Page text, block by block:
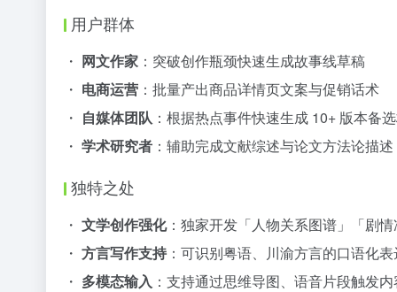
用户群体
・ 网文作家 ：突破创作瓶颈快速生成故事线草稿
・ 电商运营 ：批量产出商品详情页文案与促销话术
・ 自媒体团队 ：根据热点事件快速生成 10+ 版本备
・ 学术研究者 ：辅助完成文献综述与论文方法论描述
独特之处
・ 文学创作强化：独家开发「人物关系图谱」「剧
・ 方言写作支持 ：可识别粤语、川渝方言的口语化
・ 多模态输入 ：支持通过思维导图、语音片段触发